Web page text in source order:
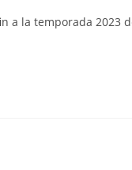
la temporada 2023